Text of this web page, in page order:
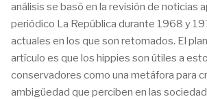
análisis se basó en la revisión de noticias
periódico La República durante 1968 y
actuales en los que son retomados. El
artículo es que los hippies son útiles a
conservadores como una metáfora para
ambigüedad que perciben en las